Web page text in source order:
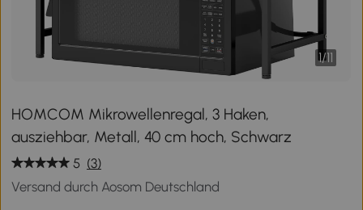
1/11
HOMCOM Mikrowellenregal, 3 Haken,
ausziehbar, Metall, 40 cm hoch, Schwarz
5 (3)
Versand durch Aosom Deutschland